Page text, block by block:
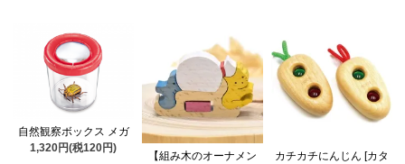
自然観察ボックス メガ
1,320円(税120円)
【組み木のオーナメン
カチカチにんじん [カタ